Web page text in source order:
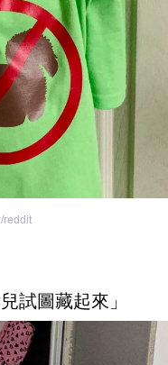
reddit
試圖藏起來」